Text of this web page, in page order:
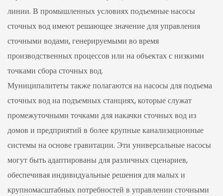
линии. В промышленных условиях подъемные насосы
сточных вод имеют решающее значение для управления
сточными водами, генерируемыми во время
производственных процессов или на объектах с низкими
точками сбора сточных вод.
Муниципалитеты также полагаются на насосы для подъема
сточных вод на подъемных станциях, которые служат
промежуточными точками для накачки сточных вод из
домов и предприятий в более крупные канализационные
системы на основе гравитации. Эти универсальные насосы
могут быть адаптированы для различных сценариев,
обеспечивая индивидуальные решения для малых и
крупномасштабных потребностей в управлении сточными